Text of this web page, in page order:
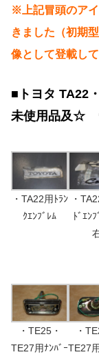
※上記冒頭のア
きました（初期
像として登載して
■トヨタ TA22
未使用品及☆
・TA22用ﾄﾗﾝ
ｸｴﾝﾌﾞﾚﾑ
・
ﾄﾞｴﾝ
・TE25・
TE27用ﾅﾝﾊﾞｰ
・
TE27